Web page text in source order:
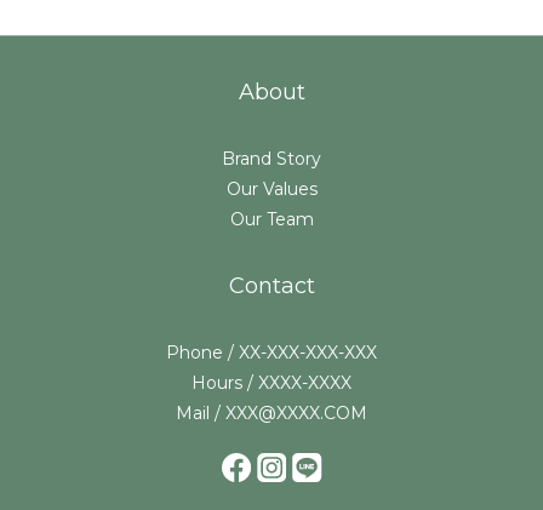
About
Brand Story
Our Values
Our Team
Contact
Phone / XX-XXX-XXX-XXX
Hours / XXXX-XXXX
Mail / XXX@XXXX.COM